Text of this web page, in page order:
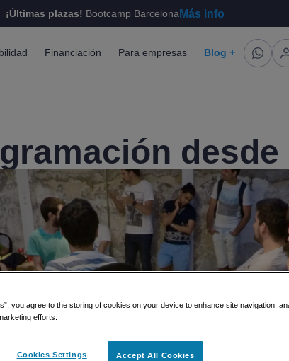
¡Últimas plazas! Bootcamp BarcelonaMás info
Financiación Para empresas Blog +
desde
you agree to the storing of cookies on your device to enhance site navigation,
efforts.
Accept All Cookies
Cookies Settings